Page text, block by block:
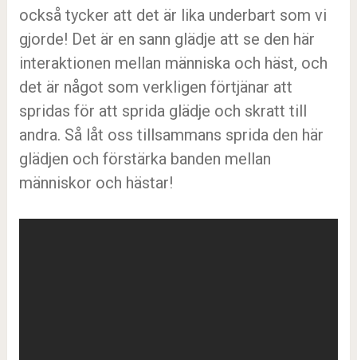
också tycker att det är lika underbart som vi
gjorde! Det är en sann glädje att se den här
interaktionen mellan människa och häst, och
det är något som verkligen förtjänar att
spridas för att sprida glädje och skratt till
andra. Så låt oss tillsammans sprida den här
glädjen och förstärka banden mellan
människor och hästar!